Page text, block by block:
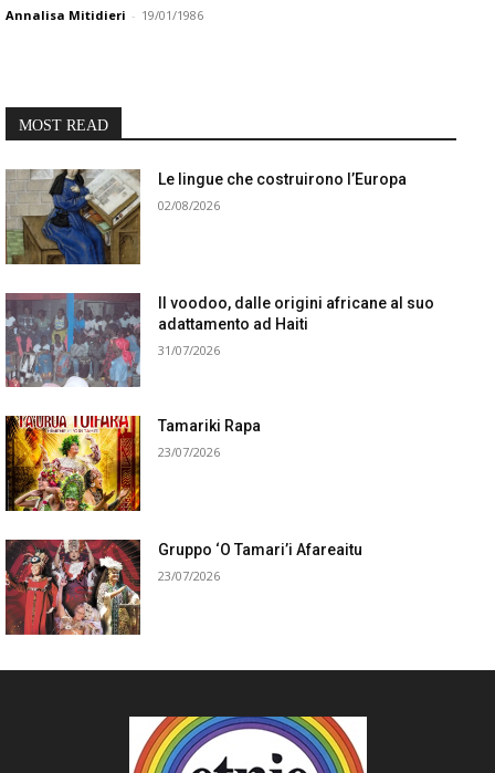
Annalisa Mitidieri - 19/01/1986
MOST READ
Le lingue che costruirono l’Europa
02/08/2026
Il voodoo, dalle origini africane al suo
adattamento ad Haiti
31/07/2026
Tamariki Rapa
23/07/2026
Gruppo ‘O Tamari’i Afareaitu
23/07/2026